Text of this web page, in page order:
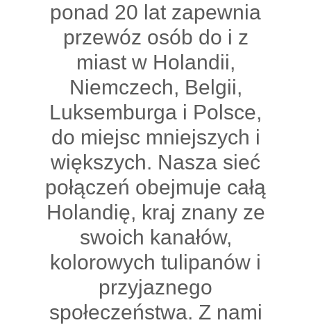
ponad 20 lat zapewnia
przewóz osób do i z
miast w Holandii,
Niemczech, Belgii,
Luksemburga i Polsce,
do miejsc mniejszych i
większych. Nasza sieć
połączeń obejmuje całą
Holandię, kraj znany ze
swoich kanałów,
kolorowych tulipanów i
przyjaznego
społeczeństwa. Z nami